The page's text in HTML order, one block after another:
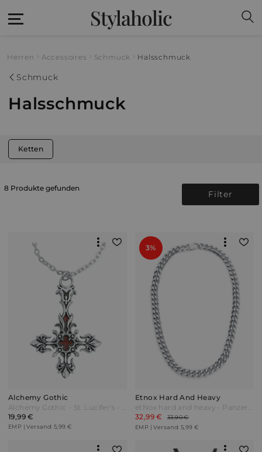
Stylaholic
Herren Accessoires Schmuck Halsschmuck
Schmuck
Halsschmuck
Ketten
8 Produkte gefunden
Filter
Alchemy Gothic
Alchemy Gothic - St. Lucifer's - Red Blood Cross - Halskette - silberfarben
19,99 €
EMP | Versand: 5,99 €
3%
Etnox Hard And Heavy
etNox hard and heavy - Panzerkette - Halskette - silberfarben
32,99 €
33,90 €
EMP | Versand: 5,99 €